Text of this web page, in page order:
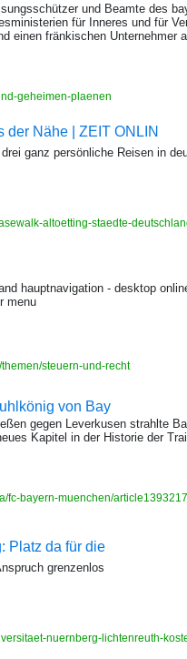
und Beamte des
für Inneres und für
einen fränkischen Unternehmer
geheimen-plaenen
der Nähe | ZEIT ONLIN
ganz persönliche Reisen in
altoetting-staedte-
hauptnavigation - desktop
menu
steuern-und-recht
von Bay
gegen Leverkusen strahlte
Kapitel in der Historie der
fc-bayern-muenchen/
Platz da für die
grenzenlos
nuernberg-lichtenreuth-